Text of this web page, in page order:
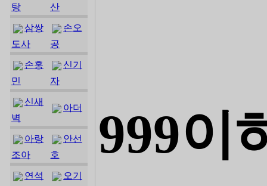
탕
산
삼쌍
도사
손오
공
손홍
민
신기
자
신새
벽
아더
아랑
조아
안선
호
연석
오기
999이